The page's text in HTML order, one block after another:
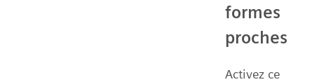
formes
proches
Activez ce